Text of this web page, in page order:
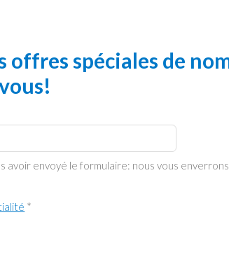
offres spéciales de
envoyé le formulaire: nous vous
*